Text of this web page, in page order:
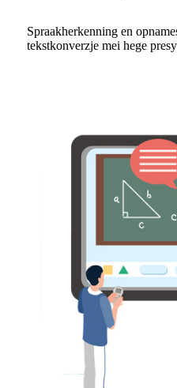
Spraakherkenning en
tekstkonverzje mei hege